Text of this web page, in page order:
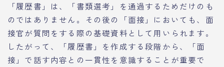
「履歴書」は、「書類選考」を通過するためだけのも
のではありません。その後の「面接」においても、面
接官が質問をする際の基礎資料として用いられます。
したがって、「履歴書」を作成する段階から、「面
接」で話す内容との一貫性を意識することが重要で